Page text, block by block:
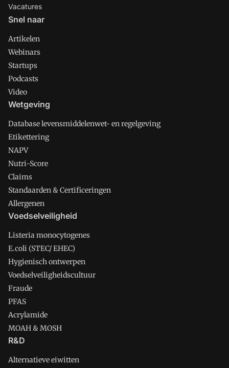
Vacatures
Snel naar
Artikelen
Webinars
Startups
Podcasts
Video
Wetgeving
Database levensmiddelenwet- en regelgeving
Etikettering
NAPV
Nutri-Score
Claims
Standaarden & Certificeringen
Allergenen
Voedselveiligheid
Listeria monocytogenes
E.coli (STEC/ EHEC)
Hygienisch ontwerpen
Voedselveiligheidscultuur
Fraude
PFAS
Acrylamide
MOAH & MOSH
R&D
Alternatieve eiwitten